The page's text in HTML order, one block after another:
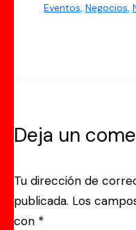
Eventos Negocios
Deja un
Tu dirección de
publicada. Los
con *